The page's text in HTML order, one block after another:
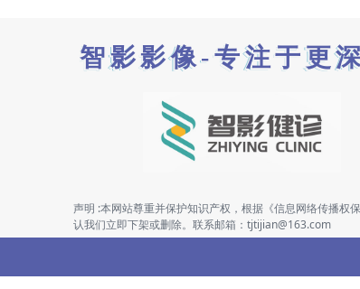
声明 :本网站尊重并保护知识产权，根据《信息网络传播权
认我们立即下架或删除。联系邮箱：tjtijian@163.com
智影影像-专注于更